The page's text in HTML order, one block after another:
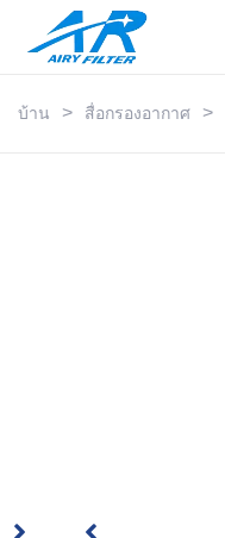
บ้าน > สื่อกรองอากาศ >